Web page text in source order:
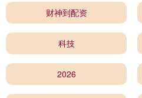
财神到配资
科技
2026